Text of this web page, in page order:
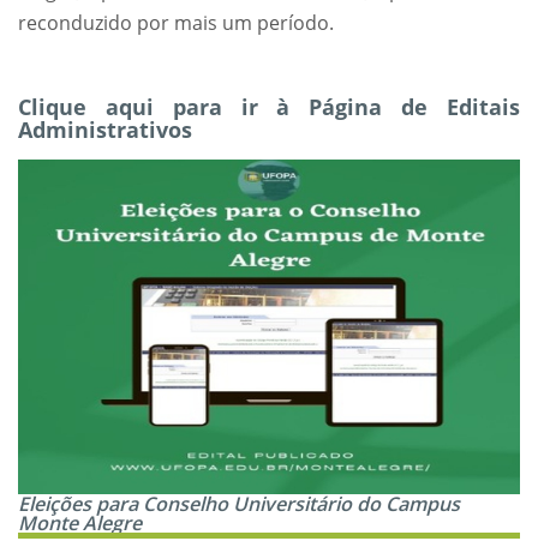
reconduzido por mais um período.
Clique aqui para ir à Página de Editais
Administrativos
Eleições para Conselho Universitário do Campus
Monte Alegre